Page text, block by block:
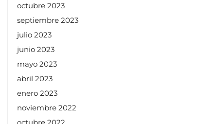
octubre 2023
septiembre 2023
julio 2023
junio 2023
mayo 2023
abril 2023
enero 2023
noviembre 2022